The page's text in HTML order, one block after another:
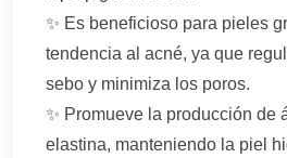
✨ Es beneficioso para pieles
tendencia al acné, ya que
sebo y minimiza los poros.
✨ Promueve la producción de
elastina, manteniendo la piel